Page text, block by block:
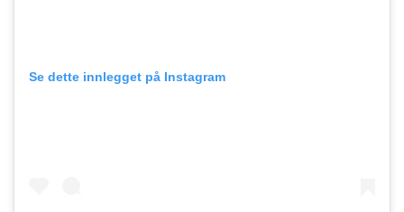
Se dette innlegget på Instagram